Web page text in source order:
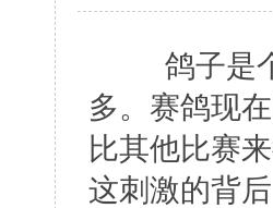
鸽子是
多。赛鸽现
比其他比赛
这刺激的背